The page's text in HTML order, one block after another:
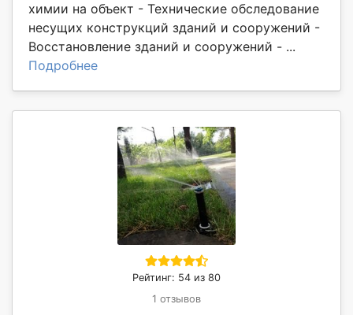
химии на объект - Технические обследование
несущих конструкций зданий и сооружений -
Восстановление зданий и сооружений - ...
Подробнее
Рейтинг: 54 из 80
1 отзывов